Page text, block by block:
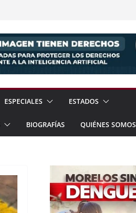
ESPECIALES ESTADOS
BIOGRAFÍAS QUIÉNES SOMOS